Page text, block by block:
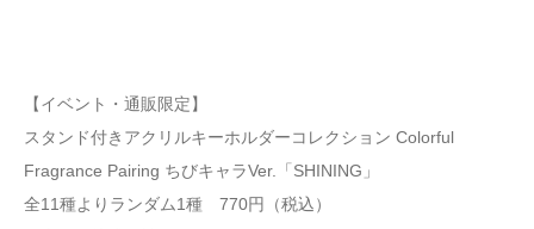
【イベント・通販限定】
スタンド付きアクリルキーホルダーコレクション Colorful
Fragrance Pairing ちびキャラVer.「SHINING」
全11種よりランダム1種 770円（税込）